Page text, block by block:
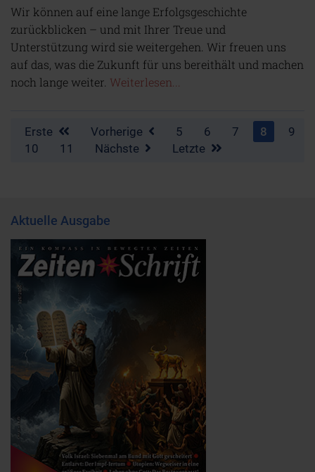
Wir können auf eine lange Erfolgsgeschichte
zurückblicken – und mit Ihrer Treue und
Unterstützung wird sie weitergehen. Wir freuen uns
auf das, was die Zukunft für uns bereithält und machen
noch lange weiter. Weiterlesen...
Erste Vorherige 5 6 7 8
9
10
11 Nächste Letzte
Aktuelle Ausgabe